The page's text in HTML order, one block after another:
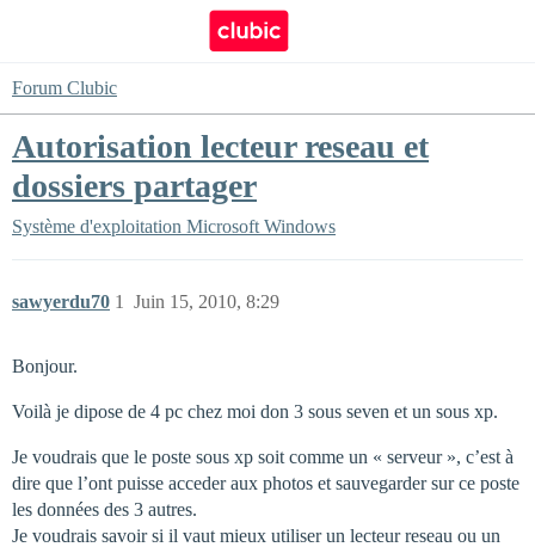
Forum Clubic
Autorisation lecteur reseau et
dossiers partager
Système d'exploitation Microsoft Windows
sawyerdu70 Juin 15, 2010, 8:29
1
Bonjour.
Voilà je dipose de 4 pc chez moi don 3 sous seven et un sous xp.
Je voudrais que le poste sous xp soit comme un « serveur », c’est à
dire que l’ont puisse acceder aux photos et sauvegarder sur ce poste
les données des 3 autres.
Je voudrais savoir si il vaut mieux utiliser un lecteur reseau ou un